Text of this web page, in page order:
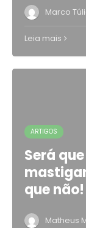
Marco
Leia mais
ARTIGOS
Será
que não!
Matheus